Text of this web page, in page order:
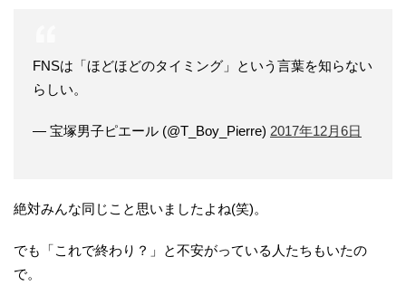
FNSは「ほどほどのタイミング」という言葉を知らない
らしい。
— 宝塚男子ピエール (@T_Boy_Pierre) 2017年12月6日
絶対みんな同じこと思いましたよね(笑)。
でも「これで終わり？」と不安がっている人たちもいたの
で。